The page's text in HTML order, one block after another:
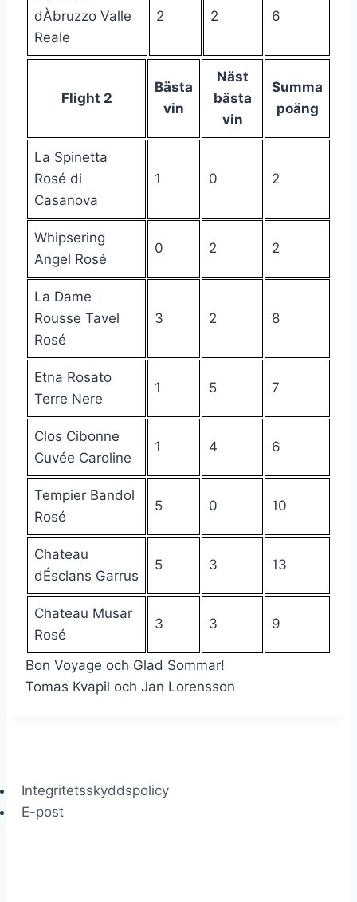
dÀbruzzo Valle
Reale
2 2 6
Flight 2
Bästa
vin
Näst
bästa
vin
Summa
poäng
La Spinetta
Rosé di
Casanova
1 0 2
Whipsering
Angel Rosé
0 2 2
La Dame
Rousse Tavel
Rosé
3 2 8
Etna Rosato
Terre Nere
1 5 7
Clos Cibonne
Cuvée Caroline
1 4 6
Tempier Bandol
Rosé
5 0 10
Chateau
dÉsclans Garrus
5 3 13
Chateau Musar
Rosé
3 3 9
Bon Voyage och Glad Sommar!
Tomas Kvapil och Jan Lorensson
Integritetsskyddspolicy
E-post